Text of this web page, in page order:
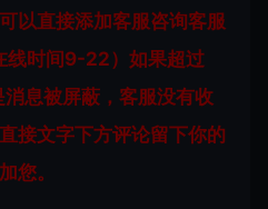
以直接添加客服咨询客服
时间9-22） 如果超过
息被屏蔽，客服没有收
接文字下方评论留下你的
您。